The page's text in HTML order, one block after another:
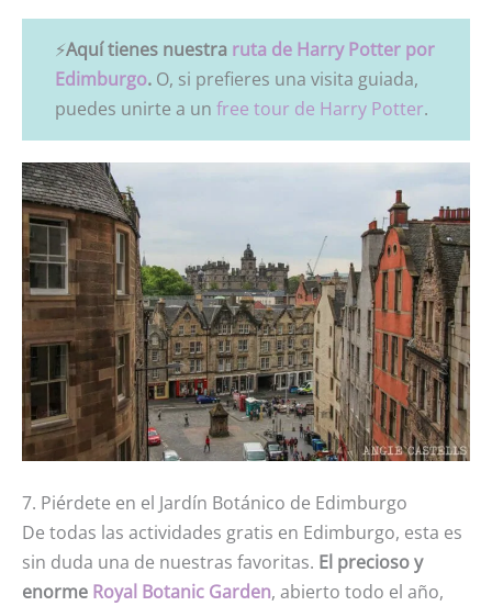
⚡Aquí tienes nuestra ruta de Harry Potter por
Edimburgo. O, si prefieres una visita guiada,
puedes unirte a un free tour de Harry Potter.
7. Piérdete en el Jardín Botánico de Edimburgo
De todas las actividades gratis en Edimburgo, esta es
sin duda una de nuestras favoritas. El precioso y
enorme Royal Botanic Garden, abierto todo el año,